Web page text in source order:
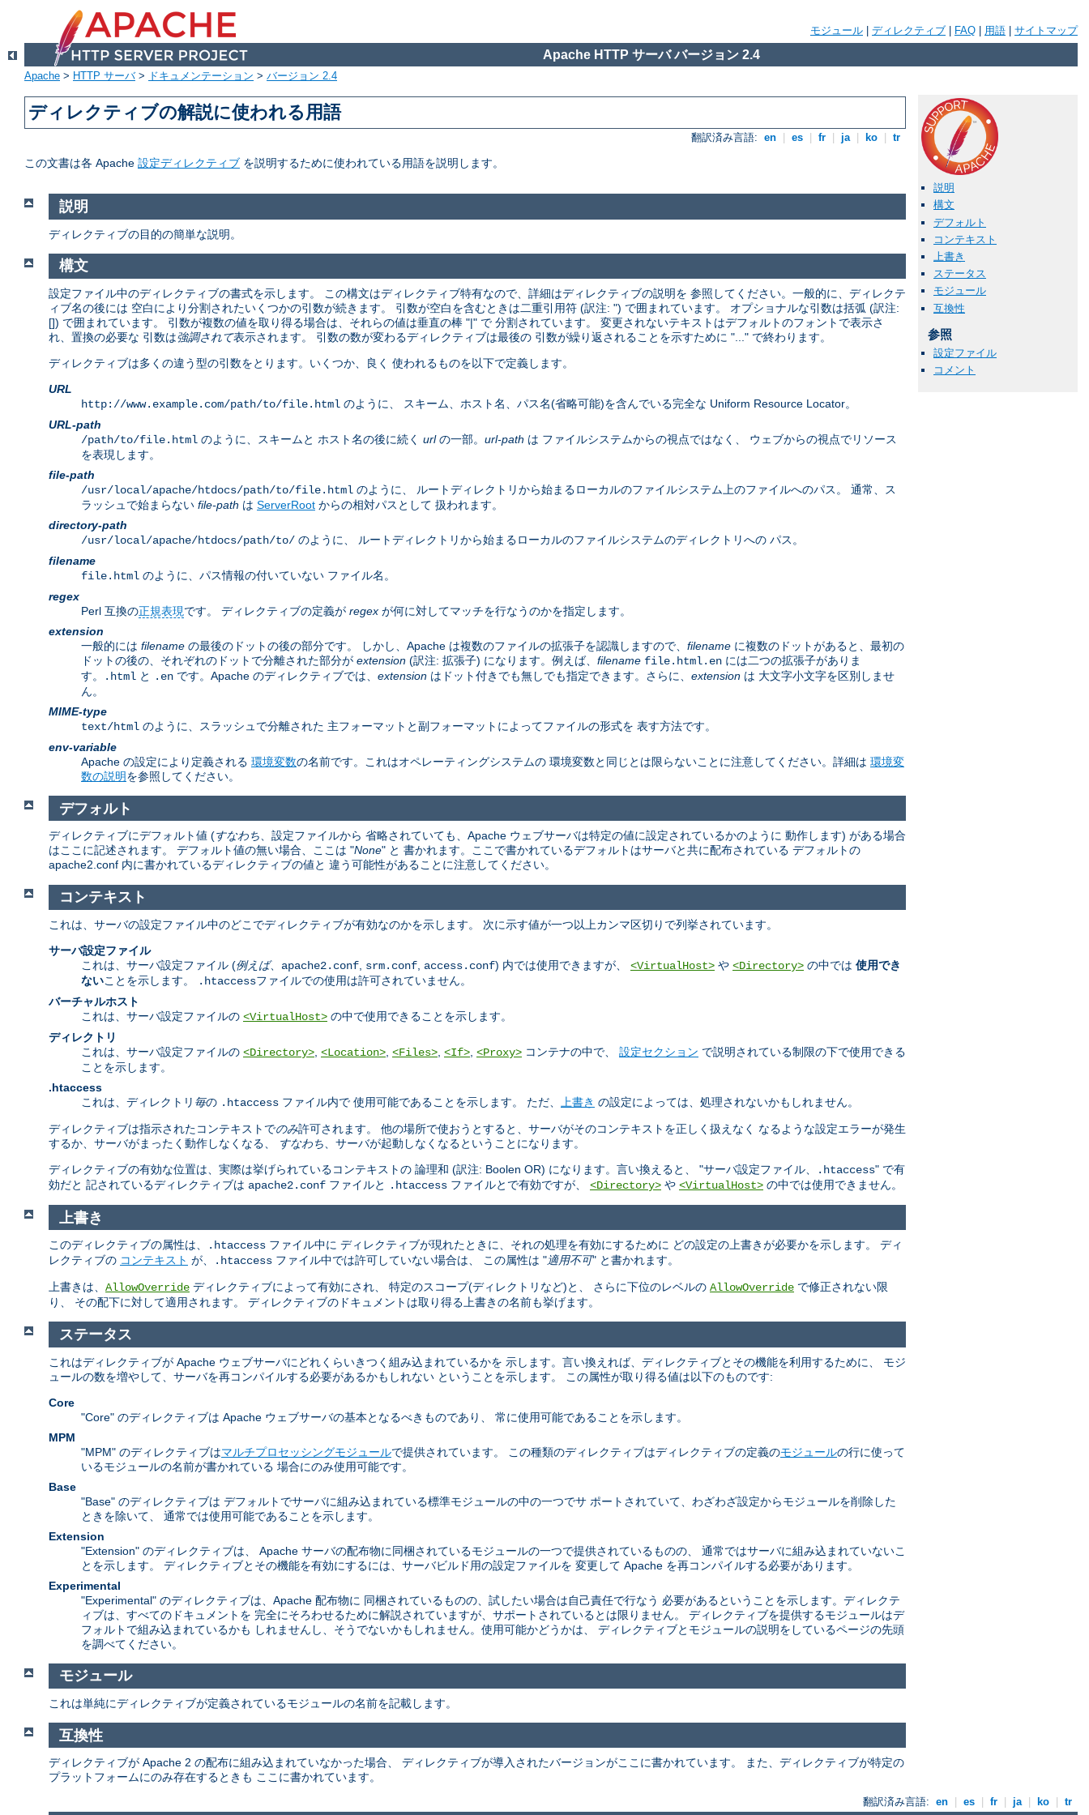
モジュール ディレクティブ FAQ 用語 サイトマップ
Apache HTTP サーバ バージョン 2.4
Apache > HTTP サーバ> ドキュメンテーション > バージョン 2.4
ディレクティブの解説に使われる用語
翻訳済み言語: en es fr ja ko tr
この文書は各 Apache 設定ディレクティブ を説明するために使われている用語を説明します。
説明
構文
デフォルト
コンテキスト
上書き
ステータス
モジュール
互換性
参照
設定ファイル
コメント
説明
ディレクティブの目的の簡単な説明。
構文
設定ファイル中のディレクティブの書式を示します。 この構文はディレクティブ特有なので、詳細はディレクティブの説明を 参照してください。一般的に、ディレクテ
ィブ名の後には 空白により分割されたいくつかの引数が続きます。 引数が空白を含むときは二重引用符 (訳注: ") で囲まれています。 オプショナルな引数は括弧 (訳注:
[]) で囲まれています。 引数が複数の値を取り得る場合は、それらの値は垂直の棒 "|" で 分割されています。 変更されないテキストはデフォルトのフォントで表示さ
れ、置換の必要な 引数は強調されて表示されます。 引数の数が変わるディレクティブは最後の 引数が繰り返されることを示すために "..." で終わります。
ディレクティブは多くの違う型の引数をとります。いくつか、良く 使われるものを以下で定義します。
URL
http://www.example.com/path/to/file.html のように、 スキーム、ホスト名、パス名(省略可能)を含んでいる完全な Uniform Resource Locator。
URL-path
/path/to/file.html のように、スキームと ホスト名の後に続く urlの一部。 url-path は ファイルシステムからの視点ではなく、 ウェブからの視点でリソース
を表現します。
file-path
/usr/local/apache/htdocs/path/to/file.html のように、 ルートディレクトリから始まるローカルのファイルシステム上のファイルへのパス。 通常、ス
ラッシュで始まらない file-path は ServerRoot からの相対パスとして 扱われます。
directory-path
/usr/local/apache/htdocs/path/to/ のように、 ルートディレクトリから始まるローカルのファイルシステムのディレクトリへの パス。
filename
file.html のように、パス情報の付いていない ファイル名。
regex
Perl 互換の正規表現です。 ディレクティブの定義が regex が何に対してマッチを行なうのかを指定します。
extension
一般的には filename の最後のドットの後の部分です。 しかし、Apache は複数のファイルの拡張子を認識しますので、 filename に複数のドットがあると、最初の
ドットの後の、それぞれのドットで分離された部分が extension (訳注: 拡張子) になります。例えば、 filename file.html.en には二つの拡張子がありま
す。
.html と .en です。Apache のディレクティブでは、 extension はドット付きでも無しでも指定できます。さらに、 extension は 大文字小文字を区別しませ
ん。
MIME-type
text/html のように、スラッシュで分離された 主フォーマットと副フォーマットによってファイルの形式を 表す方法です。
env-variable
Apache の設定により定義される 環境変数の名前です。これはオペレーティングシステムの 環境変数と同じとは限らないことに注意してください。詳細は 環境変
数の説明を参照してください。
デフォルト
ディレクティブにデフォルト値 (すなわち、設定ファイルから 省略されていても、Apache ウェブサーバは特定の値に設定されているかのように 動作します) がある場合
はここに記述されます。 デフォルト値の無い場合、ここは "None" と 書かれます。ここで書かれているデフォルトはサーバと共に配布されている デフォルトの
apache2.conf 内に書かれているディレクティブの値と 違う可能性があることに注意してください。
コンテキスト
これは、サーバの設定ファイル中のどこでディレクティブが有効なのかを示します。 次に示す値が一つ以上カンマ区切りで列挙されています。
サーバ設定ファイル
これは、サーバ設定ファイル (例えば、 apache2.conf srm.conf access.conf) 内では使用できますが、 <VirtualHost> や <Directory> の中では 使用でき
ないことを示します。 .htaccessファイルでの使用は許可されていません。
バーチャルホスト
これは、サーバ設定ファイルの <VirtualHost> の中で使用できることを示します。
ディレクトリ
これは、サーバ設定ファイルの <Directory> <Location> <Files> <If> <Proxy> コンテナの中で、 設定セクション で説明されている制限の下で使用できる
ことを示します。
.htaccess
これは、ディレクトリ 毎の .htaccess ファイル内で 使用可能であることを示します。 ただ、 上書き の設定によっては、処理されないかもしれません。
ディレクティブは指示されたコンテキストでのみ許可されます。 他の場所で使おうとすると、サーバがそのコンテキストを正しく扱えなく なるような設定エラーが発生
するか、サーバがまったく動作しなくなる、
すなわち 、サーバが起動しなくなるということになります。
ディレクティブの有効な位置は、実際は挙げられているコンテキストの 論理和 (訳注: Boolen OR) になります。言い換えると、 "サーバ設定ファイル、.htaccess" で有
効だと 記されているディレクティブは apache2.conf ファイルと .htaccess ファイルとで有効ですが、 <Directory> や <VirtualHost> の中では使用できません。
上書き
このディレクティブの属性は、 .htaccess ファイル中に ディレクティブが現れたときに、それの処理を有効にするために どの設定の上書きが必要かを示します。 ディ
レクティブの コンテキスト が、 .htaccess ファイル中では許可していない場合は、 この属性は "適用不可" と書かれます。
上書きは、 AllowOverride ディレクティブによって有効にされ、 特定のスコープ(ディレクトリなど)と、 さらに下位のレベルの AllowOverride で修正されない限
り、 その配下に対して適用されます。 ディレクティブのドキュメントは取り得る上書きの名前も挙げます。
ステータス
これはディレクティブが Apache ウェブサーバにどれくらいきつく組み込まれているかを 示します。言い換えれば、ディレクティブとその機能を利用するために、 モジ
ュールの数を増やして、サーバを再コンパイルする必要があるかもしれない ということを示します。 この属性が取り得る値は以下のものです:
Core
"Core" のディレクティブは Apache ウェブサーバの基本となるべきものであり、 常に使用可能であることを示します。
MPM
"MPM" のディレクティブはマルチプロセッシングモジュールで提供されています。 この種類のディレクティブはディレクティブの定義のモジュールの行に使って
いるモジュールの名前が書かれている 場合にのみ使用可能です。
Base
"Base" のディレクティブは デフォルトでサーバに組み込まれている標準モジュールの中の一つでサ ポートされていて、わざわざ設定からモジュールを削除した
ときを除いて、 通常では使用可能であることを示します。
Extension
"Extension" のディレクティブは、 Apache サーバの配布物に同梱されているモジュールの一つで提供されているものの、 通常ではサーバに組み込まれていないこ
とを示します。 ディレクティブとその機能を有効にするには、サーバビルド用の設定ファイルを 変更して Apache を再コンパイルする必要があります。
Experimental
"Experimental" のディレクティブは、Apache 配布物に 同梱されているものの、試したい場合は自己責任で行なう 必要があるということを示します。ディレクテ
ィブは、すべてのドキュメントを 完全にそろわせるために解説されていますが、サポートされているとは限りません。 ディレクティブを提供するモジュールはデ
フォルトで組み込まれているかも しれませんし、そうでないかもしれません。使用可能かどうかは、 ディレクティブとモジュールの説明をしているページの先頭
を調べてください。
モジュール
これは単純にディレクティブが定義されているモジュールの名前を記載します。
互換性
ディレクティブが Apache 2 の配布に組み込まれていなかった場合、 ディレクティブが導入されたバージョンがここに書かれています。 また、ディレクティブが特定の
プラットフォームにのみ存在するときも ここに書かれています。
翻訳済み言語: en es fr ja ko tr